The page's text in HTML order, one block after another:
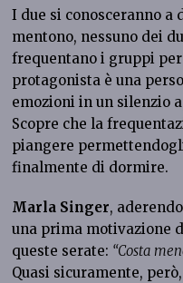
I due si conosceranno
mentono, nessuno dei
frequentano i gruppi
protagonista è una
emozioni in un silenzio
Scopre che la
piangere
finalmente di dormire.
Marla Singer,
una prima motivazione
queste serate: “Costa
Quasi sicuramente,